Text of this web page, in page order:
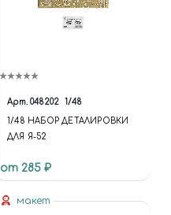
Арт. 048202 1/48
1/48 НАБОР ДЕТАЛИРОВКИ
ДЛЯ Я-52
от 285 ₽
макет